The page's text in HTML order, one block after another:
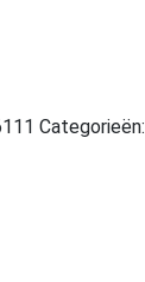
Categorieën: